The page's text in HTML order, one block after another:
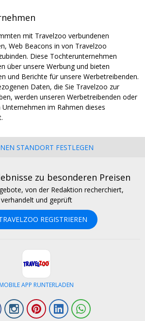
mit Travelzoo verbundenen
Web Beacons in von Travelzoo
Diese Tochterunternehmen
über unsere Werbung und bieten
und Berichte für unsere Werbetreibenden.
Daten, die Sie Travelzoo zur
werden unseren Werbetreibenden oder
im Rahmen dieses
STANDORT FESTLEGEN
zu besonderen Preisen
von der Redaktion recherchiert,
verhandelt und geprüft
REGISTRIEREN
MOBILE APP RUNTERLADEN
FacebookInstagramPinterestLinkedIn